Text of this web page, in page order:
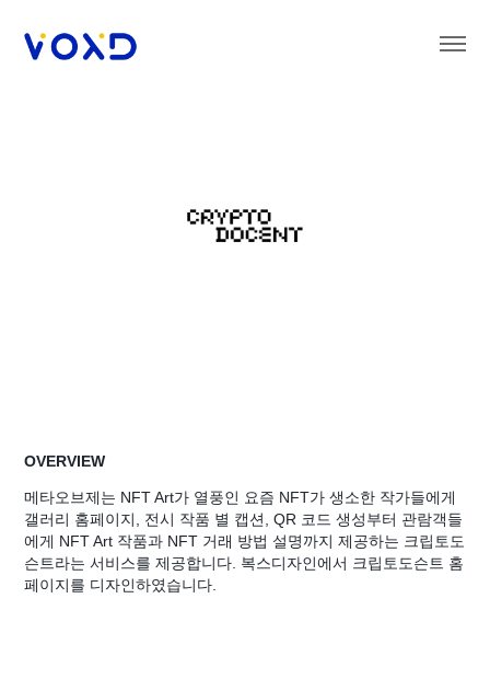
OVERVIEW
메타오브제는 NFT Art가 열풍인 요즘 NFT가 생소한 작가들에게
갤러리 홈페이지, 전시 작품 별 캡션, QR 코드 생성부터 관람객들
에게 NFT Art 작품과 NFT 거래 방법 설명까지 제공하는 크립토도
슨트라는 서비스를 제공합니다. 복스디자인에서 크립토도슨트 홈
페이지를 디자인하였습니다.